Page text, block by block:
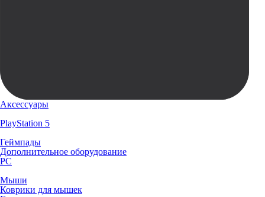
Аксессуары
PlayStation 5
Геймпады
Дополнительное оборудование
PC
Мыши
Коврики для мышек